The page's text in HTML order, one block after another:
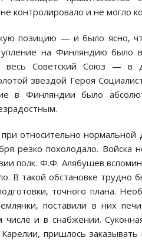
контролировало и не могло
позицию — и было ясно,
на Финляндию было
весь Советский Союз — в
звездой Героя
в Финляндии было
относительно
резко похолодало. Войска
полк. Ф.Ф. Алябушев
В такой обстановке трудно
точного плана.
поставили в них
и в снабжении.
пришлось